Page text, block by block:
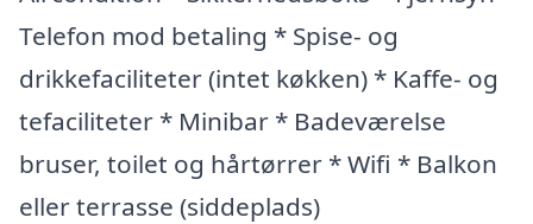
Telefon mod betaling * Spise- og
drikkefaciliteter (intet køkken) * Kaffe- og
tefaciliteter * Minibar * Badeværelse
bruser, toilet og hårtørrer * Wifi * Balkon
eller terrasse (siddeplads)